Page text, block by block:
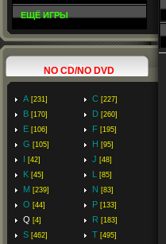
ЕЩЁ ИГРЫ
NO CD/NO DVD
A [231] C [227]
B [170] D [260]
E [106] F [195]
G [105] H [95]
I [42] J [48]
K [45] L [85]
M [239] N [83]
O [44] P [133]
Q [4] R [183]
S [462] T [495]